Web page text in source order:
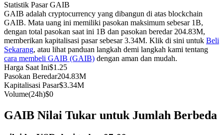
Copy Trading
Bergabunglah dengan pedagang top
Statistik Pasar GAIB
GAIB adalah cryptocurrency yang dibangun di atas blockchain
GAIB. Mata uang ini memiliki pasokan maksimum sebesar 1B,
dengan total pasokan saat ini 1B dan pasokan beredar 204.83M,
memberikan kapitalisasi pasar sebesar 3.34M. Klik di sini untuk Beli
Sekarang, atau lihat panduan langkah demi langkah kami tentang
cara membeli GAIB (GAIB) dengan aman dan mudah.
Harga Saat Ini$1.25
Pasokan Beredar204.83M
Kapitalisasi Pasar$3.34M
Volume(24h)$0
GAIB Nilai Tukar untuk Jumlah Berbeda